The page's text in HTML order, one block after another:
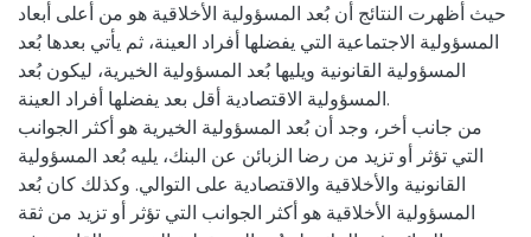
حيث أظهرت النتائج أن بُعد المسؤولية الأخلاقية هو من أعلى أبعاد
المسؤولية الاجتماعية التي يفضلها أفراد العينة، ثم يأتي بعدها بُعد
المسؤولية القانونية ويليها بُعد المسؤولية الخيرية، ليكون بُعد
المسؤولية الاقتصادية أقل بعد يفضلها أفراد العينة.
من جانب أخر، وجد أن بُعد المسؤولية الخيرية هو أكثر الجوانب
التي تؤثر أو تزيد من رضا الزبائن عن البنك، يليه بُعد المسؤولية
القانونية والأخلاقية والاقتصادية على التوالي. وكذلك كان بُعد
المسؤولية الأخلاقية هو أكثر الجوانب التي تؤثر أو تزيد من ثقة